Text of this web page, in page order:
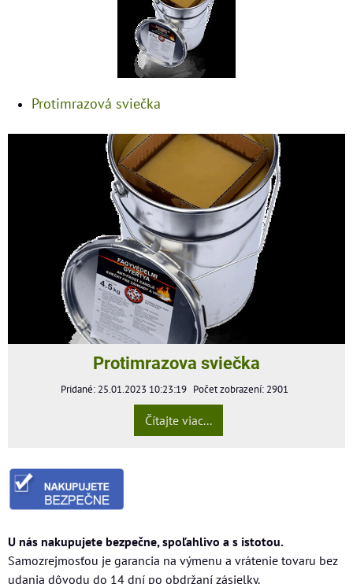
Protimrazová sviečka
Protimrazova sviečka
Pridané: 25.01.2023 10:23:19 Počet zobrazení: 2901
Čítajte viac...
U nás nakupujete bezpečne, spoľahlivo a s istotou.
Samozrejmosťou je garancia na výmenu a vrátenie tovaru bez
udania dôvodu do 14 dní po obdržaní zásielky.